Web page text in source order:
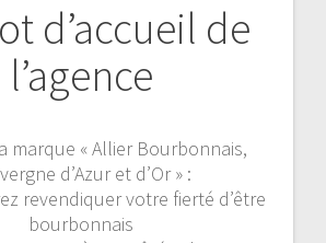
d’accueil de
l’agence
marque « Allier Bourbonnais,
d’Azur et d’Or » :
revendiquer votre fierté d’être
bourbonnais